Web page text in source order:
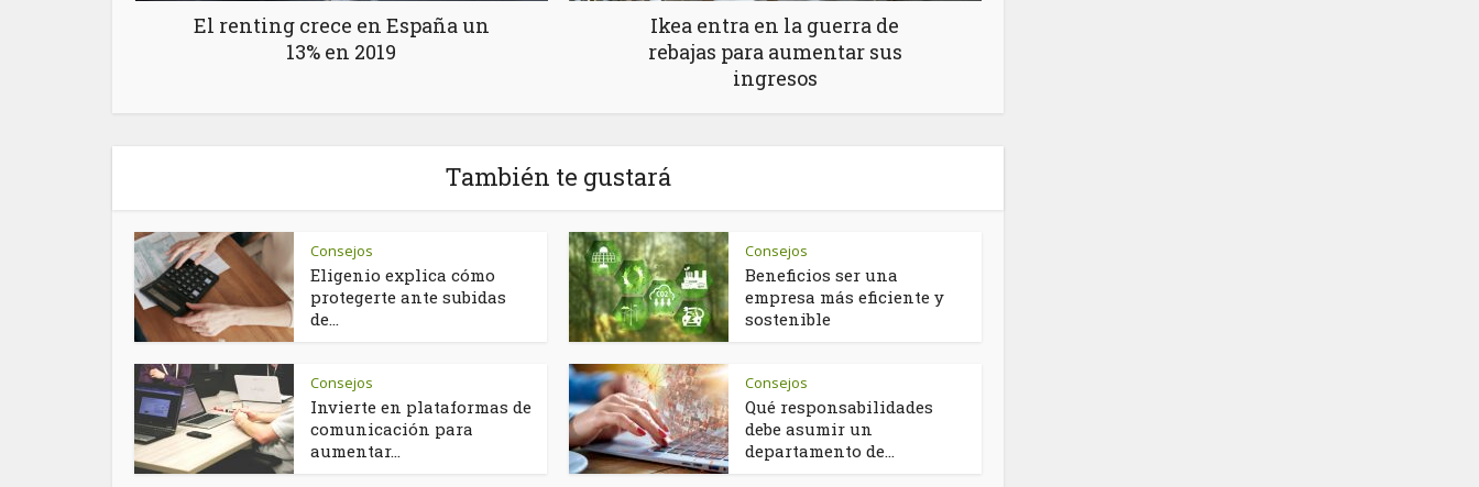
El renting crece en España un
13% en 2019
Ikea entra en la guerra de
rebajas para aumentar sus
ingresos
También te gustará
Consejos
Eligenio explica cómo
protegerte ante subidas
de...
Consejos
Beneficios ser una
empresa más eficiente y
sostenible
Consejos
Invierte en plataformas de
comunicación para
aumentar...
Consejos
Qué responsabilidades
debe asumir un
departamento de...